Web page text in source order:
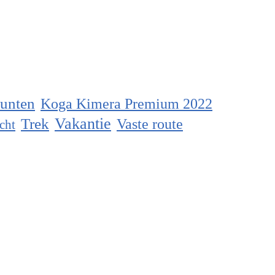
Koga Kimera Premium 2022
Trek Vakantie Vaste route